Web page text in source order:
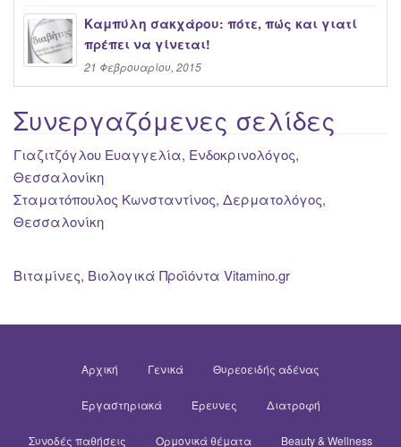
Καμπύλη σακχάρου: πότε, πώς και γιατί
πρέπει να γίνεται!
21 Φεβρουαρίου, 2015
Συνεργαζόμενες σελίδες
Γιαζιτζόγλου Ευαγγελία, Ενδοκρινολόγος,
Θεσσαλονίκη
Σταματόπουλος Κωνσταντίνος, Δερματολόγος,
Θεσσαλονίκη
Βιταμίνες, Βιολογικά Προϊόντα Vitamino.gr
Αρχική Γενικά Θυρεοειδής αδένας
Εργαστηριακά Έρευνες Διατροφή
Συνοδές παθήσεις Ορμονικά θέματα Beauty & Wellness